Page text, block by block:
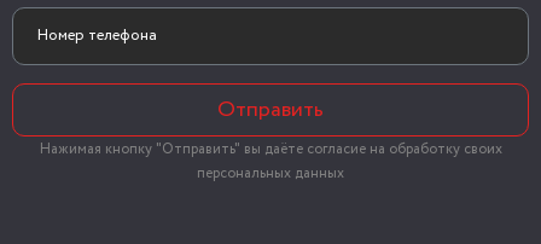
Отправить
Нажимая кнопку "Отправить" вы даёте согласие на обработку своих
персональных данных